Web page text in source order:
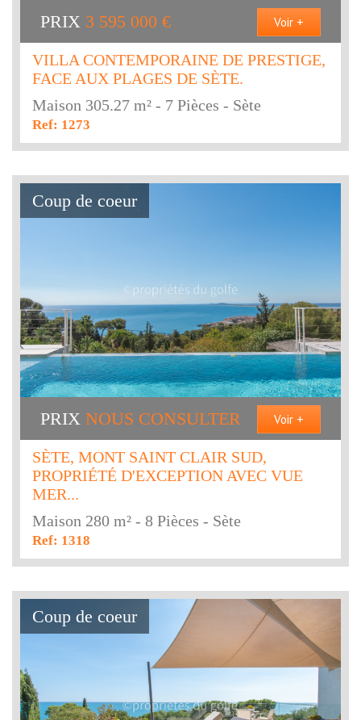
PRIX 3 595 000 € Voir +
VILLA CONTEMPORAINE DE PRESTIGE,
FACE AUX PLAGES DE SÈTE.
Maison 305.27 m² - 7 Pièces - Sète
Ref: 1273
Coup de coeur
PRIX NOUS CONSULTER Voir +
SÈTE, MONT SAINT CLAIR SUD,
PROPRIÉTÉ D'EXCEPTION AVEC VUE
MER...
Maison 280 m² - 8 Pièces - Sète
Ref: 1318
Coup de coeur